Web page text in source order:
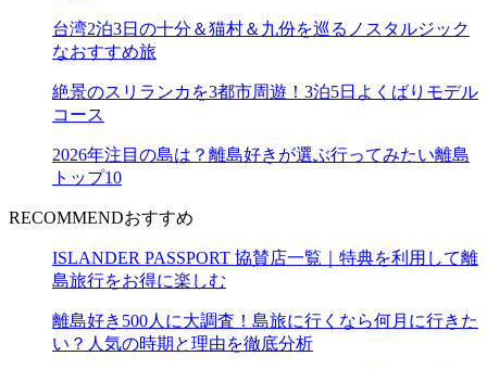
台湾2泊3日の十分＆猫村＆九份を巡るノスタルジック
なおすすめ旅
絶景のスリランカを3都市周遊！3泊5日よくばりモデル
コース
2026年注目の島は？離島好きが選ぶ行ってみたい離島
トップ10
RECOMMENDおすすめ
ISLANDER PASSPORT 協賛店一覧｜特典を利用して離
島旅行をお得に楽しむ
離島好き500人に大調査！島旅に行くなら何月に行きた
い？人気の時期と理由を徹底分析